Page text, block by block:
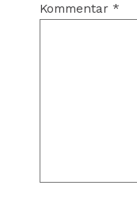
Kommentar *